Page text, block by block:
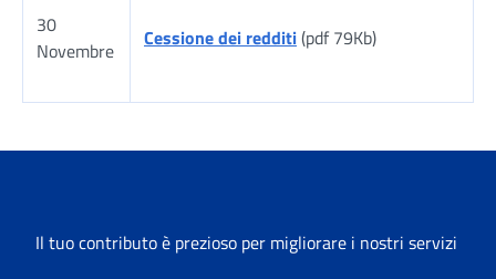
30
Novembre
Cessione dei redditi(pdf 79Kb)
Il tuo contributo è prezioso per migliorare i nostri servizi